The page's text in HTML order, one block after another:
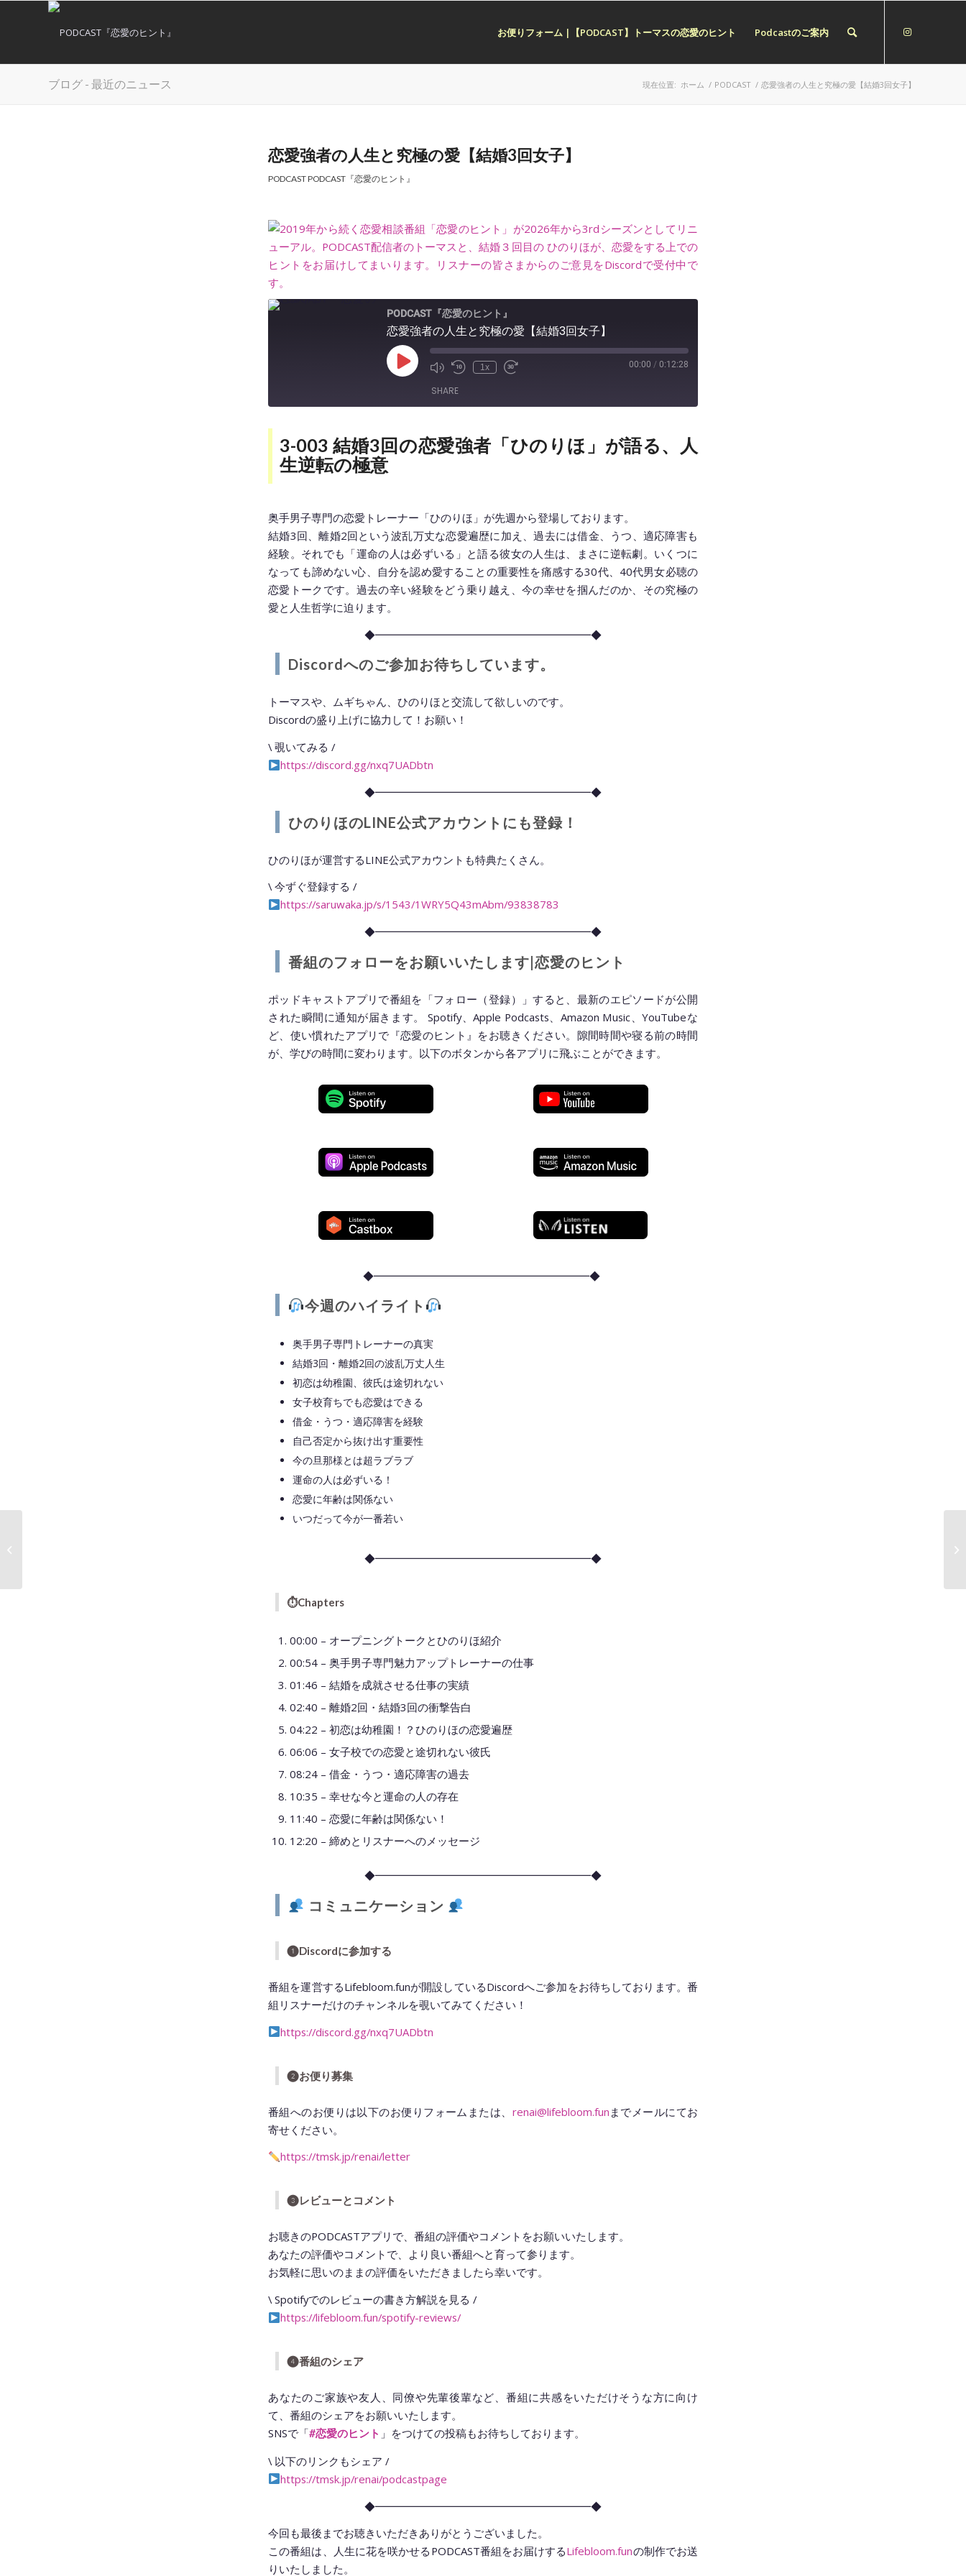
お便りフォーム |【PODCAST】トーマスの恋愛のヒント Podcastのご案内
ブログ - 最近のニュース 現在位置: ホーム / PODCAST / 恋愛強者の人生と究極の愛【結婚3回女子】
恋愛強者の人生と究極の愛【結婚3回女子】
PODCASTPODCAST『恋愛のヒント』
PODCAST『恋愛のヒント』
恋愛強者の人生と究極の愛【結婚3回女子】
Play
Episode
1x 00:00 / 0:12:28
SHARE
SHARE
LINK
EMBED
3-003 結婚3回の恋愛強者「ひのりほ」が語る、人
生逆転の極意
奥手男子専門の恋愛トレーナー「ひのりほ」が先週から登場しております。
結婚3回、離婚2回という波乱万丈な恋愛遍歴に加え、過去には借金、うつ、適応障害も
経験。それでも「運命の人は必ずいる」と語る彼女の人生は、まさに逆転劇。いくつに
なっても諦めない心、自分を認め愛することの重要性を痛感する30代、40代男女必聴の
恋愛トークです。過去の辛い経験をどう乗り越え、今の幸せを掴んだのか、その究極の
愛と人生哲学に迫ります。
◆━━━━━━━━━━━━━━━━━━━━◆
Discordへのご参加お待ちしています。
トーマスや、ムギちゃん、ひのりほと交流して欲しいのです。
Discordの盛り上げに協力して！お願い！
\ 覗いてみる /
https://discord.gg/nxq7UADbtn
◆━━━━━━━━━━━━━━━━━━━━◆
ひのりほのLINE公式アカウントにも登録！
ひのりほが運営するLINE公式アカウントも特典たくさん。
\ 今ずぐ登録する /
https://saruwaka.jp/s/1543/1WRY5Q43mAbm/93838783
◆━━━━━━━━━━━━━━━━━━━━◆
番組のフォローをお願いいたします|恋愛のヒント
ポッドキャストアプリで番組を「フォロー（登録）」すると、最新のエピソードが公開
された瞬間に通知が届きます。 Spotify、Apple Podcasts、Amazon Music、YouTubeな
ど、使い慣れたアプリで『恋愛のヒント』をお聴きください。隙間時間や寝る前の時間
が、学びの時間に変わります。以下のボタンから各アプリに飛ぶことができます。
◆━━━━━━━━━━━━━━━━━━━━◆
今週のハイライト
奥手男子専門トレーナーの真実
結婚3回・離婚2回の波乱万丈人生
初恋は幼稚園、彼氏は途切れない
女子校育ちでも恋愛はできる
借金・うつ・適応障害を経験
自己否定から抜け出す重要性
今の旦那様とは超ラブラブ
運命の人は必ずいる！
恋愛に年齢は関係ない
いつだって今が一番若い
◆━━━━━━━━━━━━━━━━━━━━◆
⏱Chapters
00:00 – オープニングトークとひのりほ紹介
00:54 – 奥手男子専門魅力アップトレーナーの仕事
01:46 – 結婚を成就させる仕事の実績
02:40 – 離婚2回・結婚3回の衝撃告白
04:22 – 初恋は幼稚園！？ひのりほの恋愛遍歴
06:06 – 女子校での恋愛と途切れない彼氏
08:24 – 借金・うつ・適応障害の過去
10:35 – 幸せな今と運命の人の存在
11:40 – 恋愛に年齢は関係ない！
12:20 – 締めとリスナーへのメッセージ
◆━━━━━━━━━━━━━━━━━━━━◆
コミュニケーション
❶Discordに参加する
番組を運営するLifebloom.funが開設しているDiscordへご参加をお待ちしております。番
組リスナーだけのチャンネルを覗いてみてください！
https://discord.gg/nxq7UADbtn
❷お便り募集
番組へのお便りは以下のお便りフォームまたは、 renai@lifebloom.fun までメールにてお
寄せください。
https://tmsk.jp/renai/letter
❸レビューとコメント
お聴きのPODCASTアプリで、番組の評価やコメントをお願いいたします。
あなたの評価やコメントで、より良い番組へと育って参ります。
お気軽に思いのままの評価をいただきましたら幸いです。
\ Spotifyでのレビューの書き方解説を見る /
https://lifebloom.fun/spotify-reviews/
❹番組のシェア
あなたのご家族や友人、同僚や先輩後輩など、番組に共感をいただけそうな方に向け
て、番組のシェアをお願いいたします。
SNSで「#恋愛のヒント 」をつけての投稿もお待ちしております。
\ 以下のリンクもシェア /
https://tmsk.jp/renai/podcastpage
◆━━━━━━━━━━━━━━━━━━━━◆
今回も最後までお聴きいただきありがとうございました。
この番組は、人生に花を咲かせるPODCAST番組をお届けするLifebloom.funの制作でお送
りいたしました。